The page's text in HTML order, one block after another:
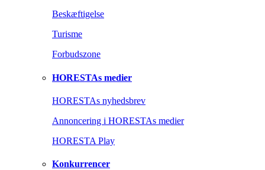
Beskæftigelse
Turisme
Forbudszone
HORESTAs medier
HORESTAs nyhedsbrev
Annoncering i HORESTAs medier
HORESTA Play
Konkurrencer